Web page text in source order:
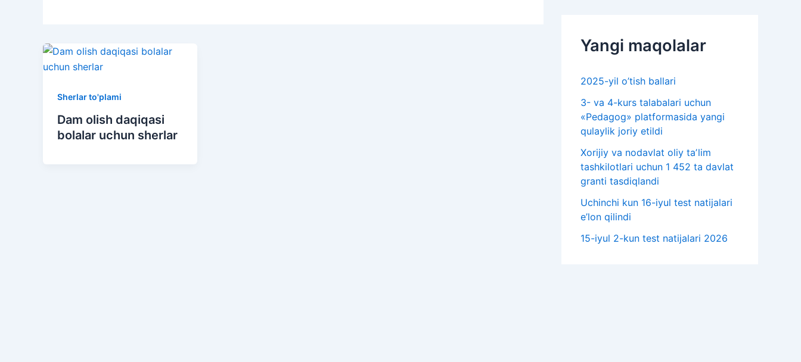
Sherlar to'plami
Dam olish daqiqasi
bolalar uchun sherlar
Yangi maqolalar
2025-yil o’tish ballari
3- va 4-kurs talabalari uchun
«Pedagog» platformasida yangi
qulaylik joriy etildi
Xorijiy va nodavlat oliy taʼlim
tashkilotlari uchun 1 452 ta davlat
granti tasdiqlandi
Uchinchi kun 16-iyul test natijalari
e’lon qilindi
15-iyul 2-kun test natijalari 2026